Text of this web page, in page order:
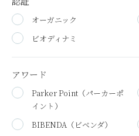
オーガニック
ビオディナミ
アワード
Parker Point （パーカーポ
イント）
BIBENDA （ビベンダ）